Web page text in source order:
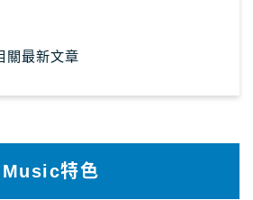
關最新文章
特色